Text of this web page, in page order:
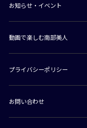
お知らせ・イベント
動画で楽しむ南部美人
プライバシーポリシー
お問い合わせ